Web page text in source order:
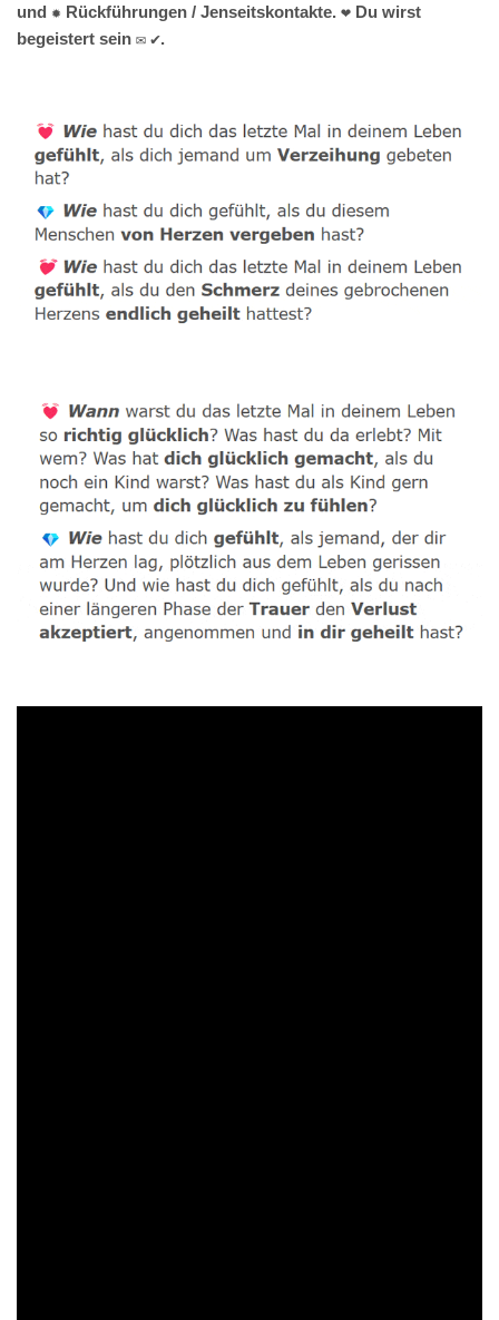
und ✹ Rückführungen / Jenseitskontakte. ❤ Du wirst
begeistert sein ✉ ✔.